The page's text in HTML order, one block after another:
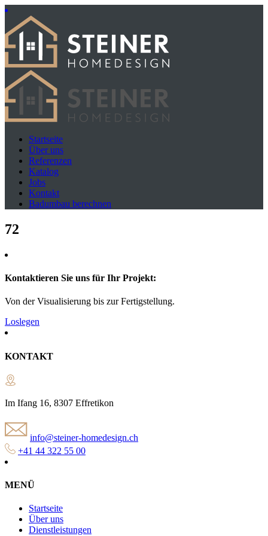
Startseite
Über uns
Referenzen
Katalog
Jobs
Kontakt
Badumbau berechnen
72
Kontaktieren Sie uns für Ihr Projekt:
Von der Visualisierung bis zur Fertigstellung.
Loslegen
KONTAKT
Im Ifang 16, 8307 Effretikon
info@steiner-homedesign.ch
+41 44 322 55 00
MENÜ
Startseite
Über uns
Dienstleistungen